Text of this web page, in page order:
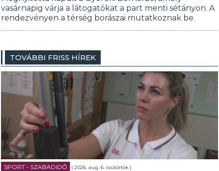
vasárnapig várja a látogatókat a part menti sétányon. A
rendezvényen a térség borászai mutatkoznak be.
TOVÁBBI FRISS HÍREK
SPORT - SZABADIDŐ | 2026. aug. 6. csütörtök |